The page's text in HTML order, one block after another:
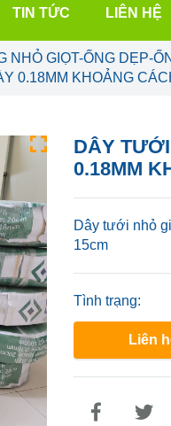
DÂY
0.18MM
Dây tưới nhỏ
15cm
Tình trạng:
Liên
NHỎ GIỌT-ỐNG DẸP-
0.18MM KHOẢNG
TIN TỨC LIÊN HỆ